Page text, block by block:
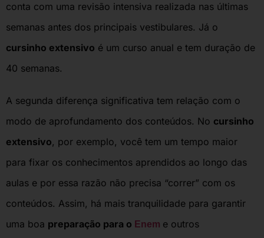
conta com uma revisão intensiva realizada nas últimas
semanas antes dos principais vestibulares. Já o
cursinho extensivo é um curso anual e tem duração de
40 semanas.
A segunda diferença significativa tem relação com o
modo de aprofundamento dos conteúdos. No cursinho
extensivo, por exemplo, você tem um tempo maior
para fixar os conhecimentos aprendidos ao longo das
aulas e por essa razão não precisa “correr” com os
conteúdos. Assim, há mais tranquilidade para garantir
uma boa preparação para o Enem e outros